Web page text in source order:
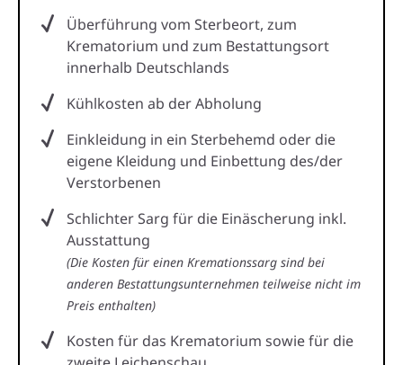
Überführung vom Sterbeort, zum
Krematorium und zum Bestattungsort
innerhalb Deutschlands
Kühlkosten ab der Abholung
Einkleidung in ein Sterbehemd oder die
eigene Kleidung und Einbettung des/der
Verstorbenen
Schlichter Sarg für die Einäscherung inkl.
Ausstattung
(Die Kosten für einen Kremationssarg sind bei
anderen Bestattungsunternehmen teilweise nicht im
Preis enthalten)
Kosten für das Krematorium sowie für die